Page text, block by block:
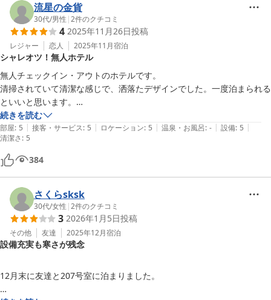
流星の金貨
30代/男性 |2件のクチコミ
4 2025年11月26日投稿
レジャー 恋人 2025年11月宿泊
シャレオツ！無人ホテル
無人チェックイン・アウトのホテルです。
清掃されていて清潔な感じで、洒落たデザインでした。一度泊まられる
といいと思います。
※お風呂は、浴槽がなくシャワーだけです。
続きを読む
部屋: 5 | 接客・サービス: 5 | ロケーション: 5 | 温泉・お風呂: - | 設備: 5 |
清潔さ: 5
384
さくらsksk
30代/女性 |2件のクチコミ
3 2026年1月5日投稿
その他 友達 2025年12月宿泊
設備充実も寒さが残念
12月末に友達と207号室に泊まりました。